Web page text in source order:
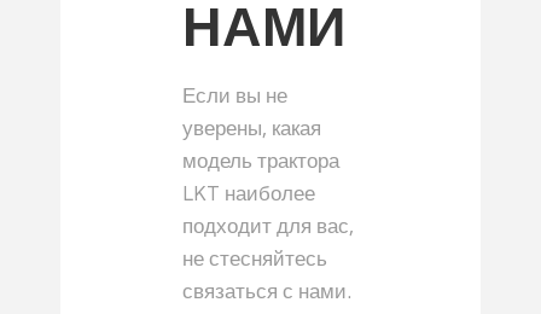
НАМИ
Если вы не
уверены, какая
модель трактора
LKT наиболее
подходит для вас,
не стесняйтесь
связаться с нами.